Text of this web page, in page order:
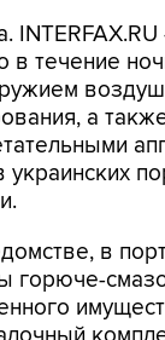
течение
а
в
горюче-